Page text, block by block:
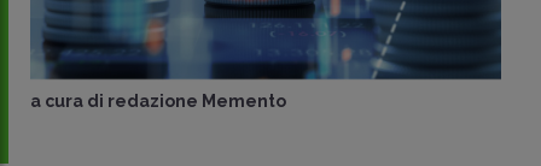
a cura di redazione Memento